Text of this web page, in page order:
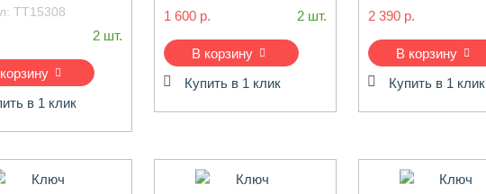
TT15308
2 шт.
в 1 клик
1 600 р. 2 шт.
В корзину
Купить в 1 клик
2 390 р.
В корзину
Купить в 1 клик